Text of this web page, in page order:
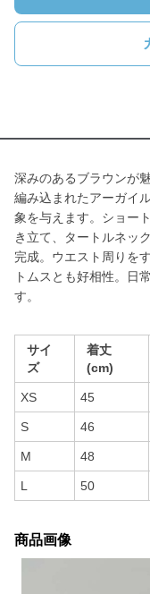
深みのあるブラウンが
編み込まれたアーガイ
象を与えます。ショー
き立て、タートルネッ
完成。ウエスト周りを
トムスとも好相性。日
す。
サイ
ズ
着丈
(cm)
XS 45
S 46
M 48
L 50
商品画像